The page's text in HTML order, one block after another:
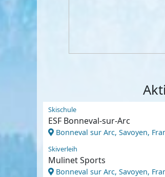
Skischule
ESF Bonneval-sur-Arc
Bonneval sur Arc, Savoyen,
Skiverleih
Mulinet Sports
Bonneval sur Arc, Savoyen,